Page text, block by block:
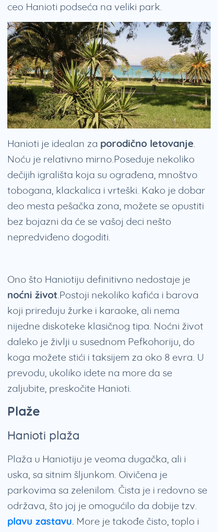
ceo Hanioti podseća na veliki park.
Hanioti je idealan za porodično letovanje.
Noću je relativno mirno.Poseduje nekoliko
dečijih igrališta koja su ograđena, mnoštvo
tobogana, klackalica i vrteški. Kako je dobar
deo mesta pešačka zona, možete se opustiti
bez bojazni da će se vašoj deci nešto
nepredviđeno dogoditi.
Ono što Haniotiju definitivno nedostaje je
noćni život.Postoji nekoliko kafića i barova
koji priređuju žurke i karaoke, ali nema
nijedne diskoteke klasičnog tipa. Noćni život
daleko je življi u susednom Pefkohoriju, do
koga možete stići i taksijem za oko 8 evra. U
prevodu, ukoliko idete na more da se
zaljubite, preskočite Hanioti.
Plaže
Hanioti plaža
Plaža u Haniotiju je veoma dugačka, ali i
uska, sa sitnim šljunkom. Oivičena je
parkovima sa zelenilom. Čista je i redovno se
održava, što joj je omogućilo da dobije tzv.
plavu zastavu. More je takođe čisto, toplo i